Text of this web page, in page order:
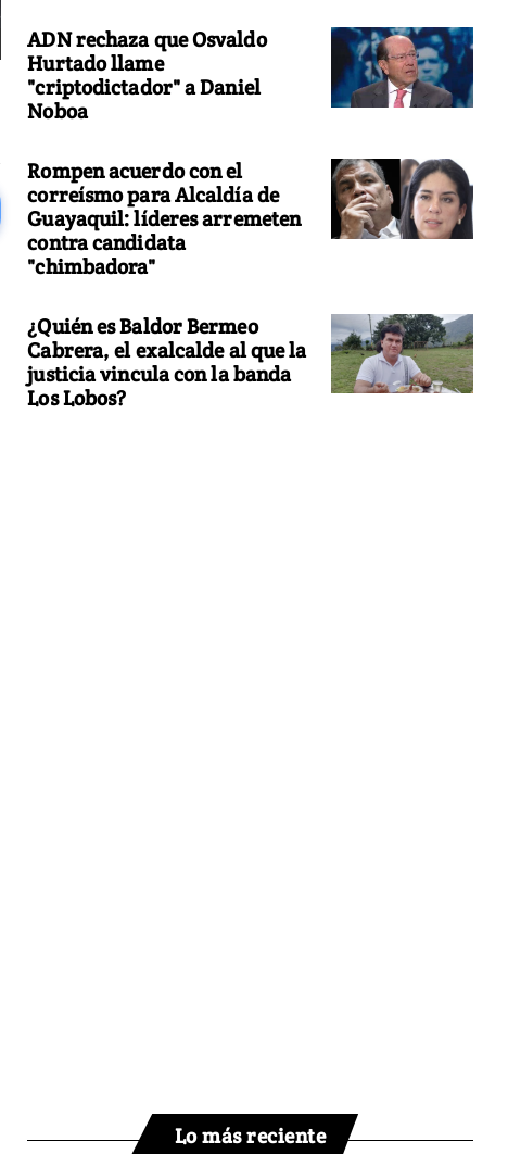
ADN rechaza que Osvaldo
Hurtado llame
"criptodictador" a Daniel
Noboa
Rompen acuerdo con el
correísmo para Alcaldía de
Guayaquil: líderes arremeten
contra candidata
"chimbadora"
¿Quién es Baldor Bermeo
Cabrera, el exalcalde al que la
justicia vincula con la banda
Los Lobos?
Lo más reciente